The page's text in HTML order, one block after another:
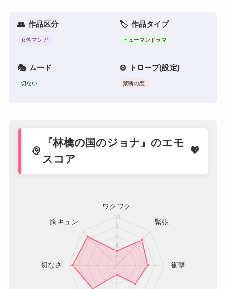
作品区分
女性マンガ
作品タイプ
ヒューマンドラマ
ムード
切ない
トロープ(設定)
禁断の恋
psychology
『林檎の国のジョナ』のエモ
スコア